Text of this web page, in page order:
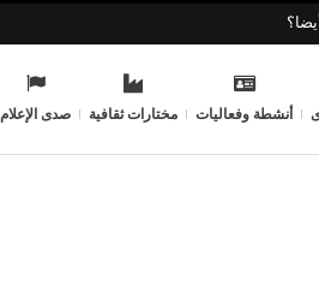
أنشطة وفعاليات مختارات ثقافية صدى الإعلام